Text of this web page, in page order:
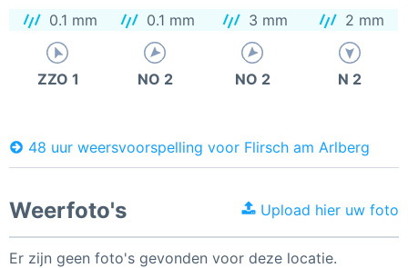
0.1 mm 0.1 mm 3 mm 2 mm
ZZO 1 NO 2 NO 2 N 2
48 uur weersvoorspelling voor Flirsch am Arlberg
Weerfoto's Upload hier uw foto
Er zijn geen foto's gevonden voor deze locatie.